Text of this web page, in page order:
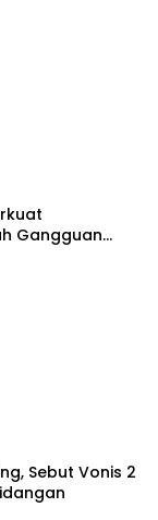
Gangguan
Sebut Vonis 2